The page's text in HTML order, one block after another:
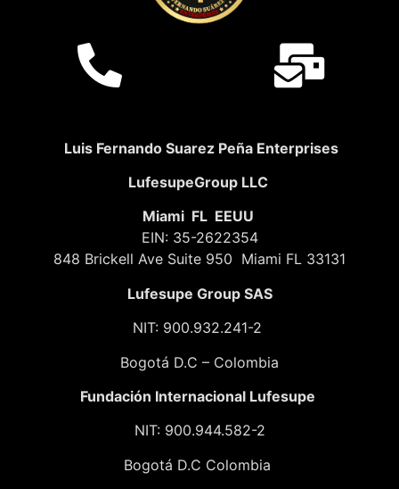
Luis Fernando Suarez Peña Enterprises
LufesupeGroup LLC
Miami FL EEUU
EIN: 35-2622354
848 Brickell Ave Suite 950 Miami FL 33131
Lufesupe Group SAS
NIT: 900.932.241-2
Bogotá D.C – Colombia
Fundación Internacional Lufesupe
NIT: 900.944.582-2
Bogotá D.C Colombia